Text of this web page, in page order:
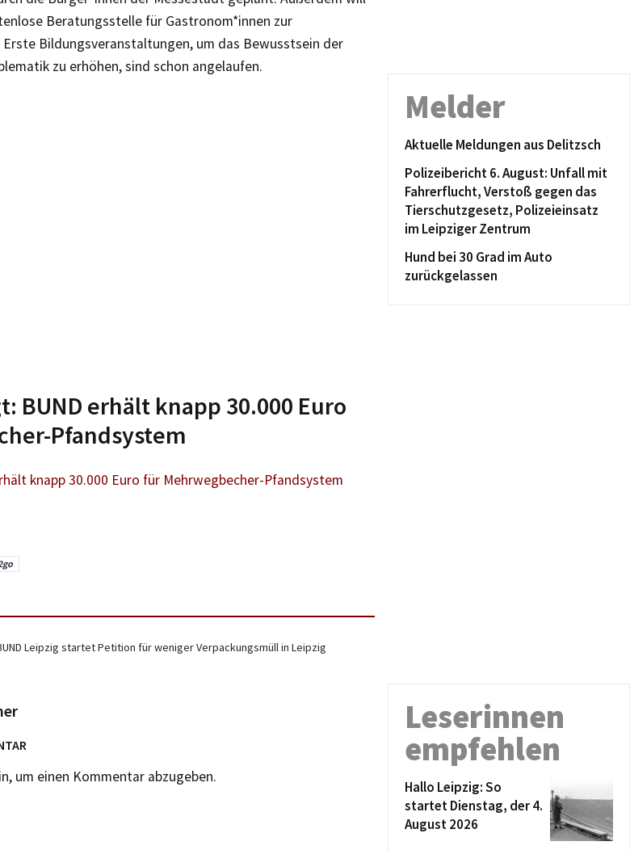
Beratungsstelle für Gastronom*innen zur
Bildungsveranstaltungen, um das Bewusstsein der
zu erhöhen, sind schon angelaufen.
BUND erhält knapp 30.000 Euro
Pfandsystem
knapp 30.000 Euro für Mehrwegbecher-Pfandsystem
Leipzig startet Petition für weniger Verpackungsmüll in Leipzig
um einen Kommentar abzugeben.
Melder
Aktuelle Meldungen aus Delitzsch
Polizeibericht 6. August: Unfall mit
Fahrerflucht, Verstoß gegen das
Tierschutzgesetz, Polizeieinsatz
im Leipziger Zentrum
Hund bei 30 Grad im Auto
zurückgelassen
Leserinnen
empfehlen
Hallo Leipzig: So
startet Dienstag, der 4.
August 2026